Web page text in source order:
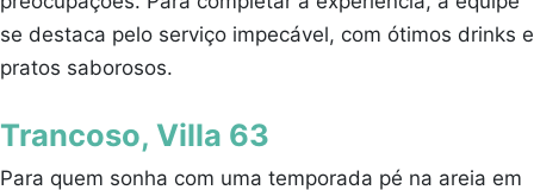
se destaca pelo serviço impecável, com ótimos drinks e
pratos saborosos.
Trancoso, Villa 63
Para quem sonha com uma temporada pé na areia em